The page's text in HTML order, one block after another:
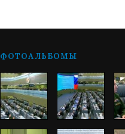
ФОТОАЛЬБОМЫ